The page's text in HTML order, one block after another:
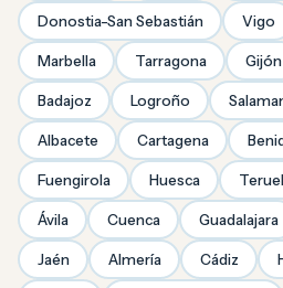
Donostia-San Sebastián Vigo
Marbella Tarragona Gijón
Badajoz Logroño
Albacete Cartagena
Fuengirola Huesca Teruel
Ávila Cuenca Guadalajara
Jaén Almería Cádiz